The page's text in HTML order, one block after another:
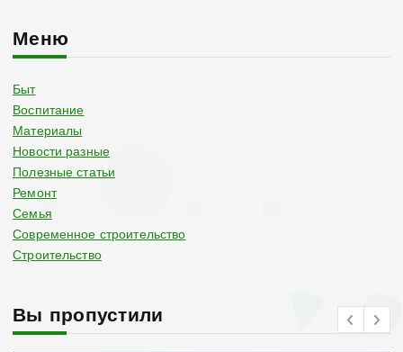
Меню
Быт
Воспитание
Материалы
Новости разные
Полезные статьи
Ремонт
Семья
Современное строительство
Строительство
Вы пропустили